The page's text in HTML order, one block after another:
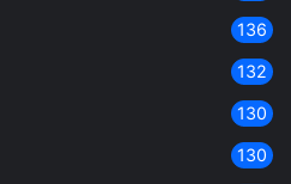
136
132
130
130